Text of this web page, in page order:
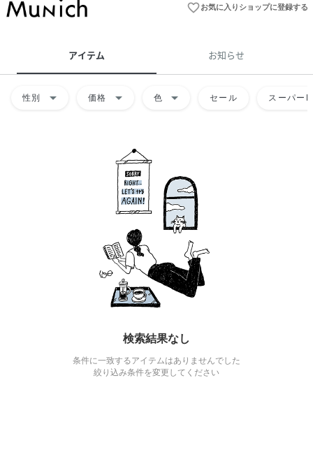
favorite_borderお気に入りショップに登録する
アイテム お知らせ
性別 arrow_drop_down 価格 arrow_drop_down 色 arrow_drop_down セール スーパー
検索結果なし
条件に一致するアイテムはありませんでした
絞り込み条件を変更してください